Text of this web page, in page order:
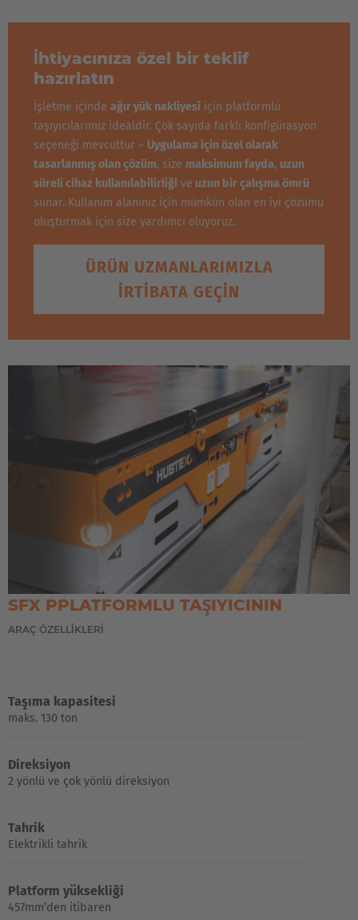
İhtiyacınıza özel bir teklif
hazırlatın
İşletme içinde ağır yük nakliyesi için platformlu
taşıyıcılarımız idealdir. Çok sayıda farklı konfigürasyon
seçeneği mevcuttur – Uygulama için özel olarak
tasarlanmış olan çözüm, size maksimum fayda, uzun
süreli cihaz kullanılabilirliği ve uzun bir çalışma ömrü
sunar. Kullanım alanınız için mümkün olan en iyi çözümü
oluşturmak için size yardımcı oluyoruz.
ÜRÜN UZMANLARIMIZLA
IRTIBATA GEÇIN
SFX PPLATFORMLU TAŞIYICININ
ARAÇ ÖZELLIKLERI
Taşıma kapasitesi
maks. 130 ton
Direksiyon
2 yönlü ve çok yönlü direksiyon
Tahrik
Elektrikli tahrik
Platform yüksekliği
457mm’den itibaren